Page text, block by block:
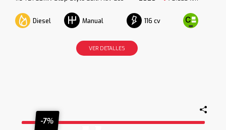
Diesel Manual 116 cv
VER DETALLES
-7%